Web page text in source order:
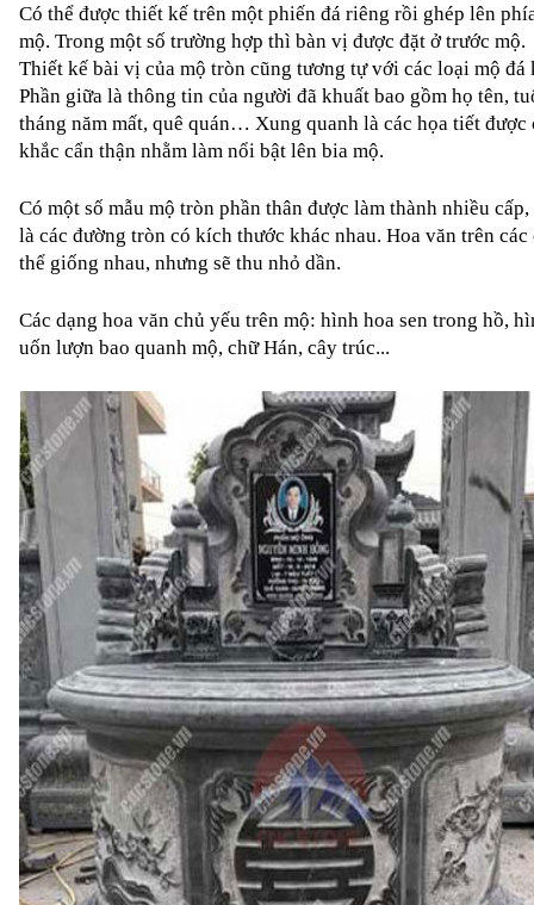
Có thể được thiết kế trên một phiến đá riêng rồi ghép lên
mộ. Trong một số trường hợp thì bàn vị được đặt ở trước mộ.
Thiết kế bài vị của mộ tròn cũng tương tự với các loại mộ đá
Phần giữa là thông tin của người đã khuất bao gồm họ tên,
tháng năm mất, quê quán… Xung quanh là các họa tiết được
khắc cẩn thận nhằm làm nổi bật lên bia mộ.
Có một số mẫu mộ tròn phần thân được làm thành nhiều
là các đường tròn có kích thước khác nhau. Hoa văn trên các
thể giống nhau, nhưng sẽ thu nhỏ dần.
Các dạng hoa văn chủ yếu trên mộ: hình hoa sen trong hồ,
uốn lượn bao quanh mộ, chữ Hán, cây trúc...